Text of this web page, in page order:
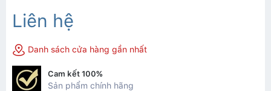
Liên hệ
Danh sách cửa hàng gần nhất
Cam kết 100%
Sản phẩm chính hãng